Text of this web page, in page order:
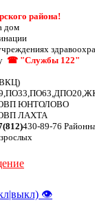
района!
дом
☎ "Службы 122"
ЮНТОЛОВО
ЛАХТА
430-89-76
👁